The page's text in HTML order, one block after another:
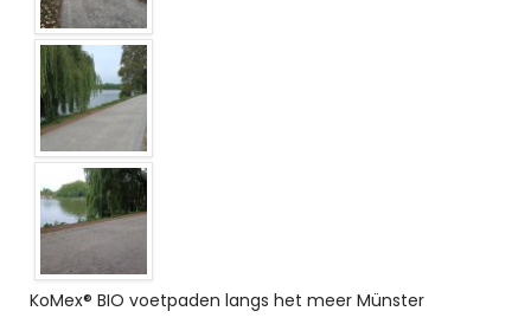
KoMex® BIO voetpaden langs het meer Münster